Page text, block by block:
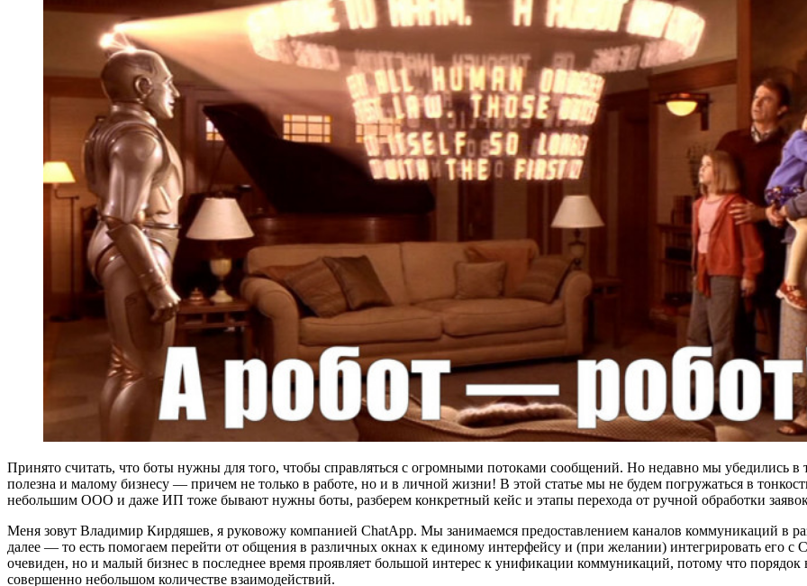
Принято считать, что боты нужны для того, чтобы справляться с огромными потоками сообщений. Но недавно мы убедились
полезна и малому бизнесу — причем не только в работе, но и в личной жизни! В этой статье мы не будем погружаться в
небольшим ООО и даже ИП тоже бывают нужны боты, разберем конкретный кейс и этапы перехода от ручной обработки
Меня зовут Владимир Кирдяшев, я руковожу компанией ChatApp. Мы занимаемся предоставлением каналов коммуникаций в
далее — то есть помогаем перейти от общения в различных окнах к единому интерфейсу и (при желании) интегрировать его с
очевиден, но и малый бизнес в последнее время проявляет большой интерес к унификации коммуникаций, потому что
совершенно небольшом количестве взаимодействий.